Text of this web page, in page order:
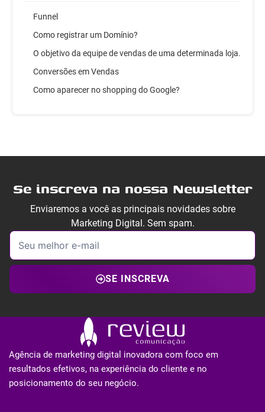
Funnel
Como registrar um Domínio?
O objetivo da equipe de vendas de uma determinada loja.
Conversões em Vendas
Como aparecer no shopping do Google?
Se inscreva na nossa Newsletter
Enviaremos a você as principais novidades sobre
Marketing Digital. Sem spam.
SE INSCREVA
Agência de marketing digital inovadora com foco em
resultados efetivos, na experiência do cliente e no
posicionamento do seu negócio.